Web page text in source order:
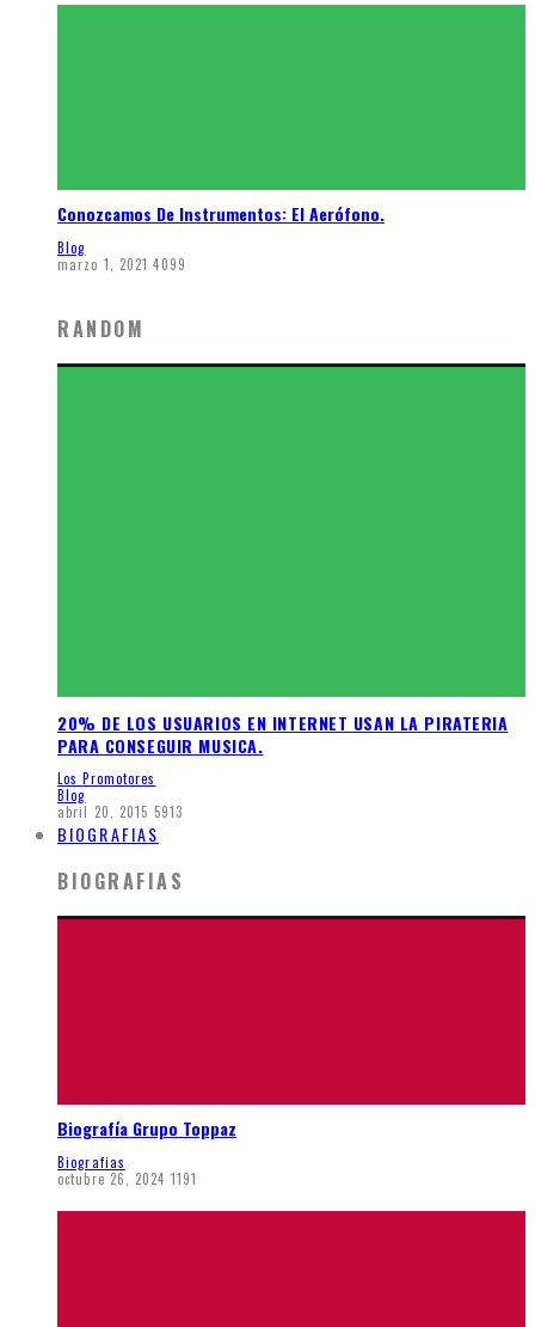
Conozcamos De Instrumentos: El Aerófono.
Blog
marzo 1, 2021 4099
RANDOM
20% DE LOS USUARIOS EN INTERNET USAN LA PIRATERIA
PARA CONSEGUIR MUSICA.
Los Promotores
Blog
abril 20, 2015 5913
BIOGRAFIAS
BIOGRAFIAS
Biografía Grupo Toppaz
Biografias
octubre 26, 2024 1191